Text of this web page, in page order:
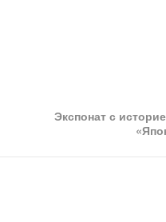
Экспонат с